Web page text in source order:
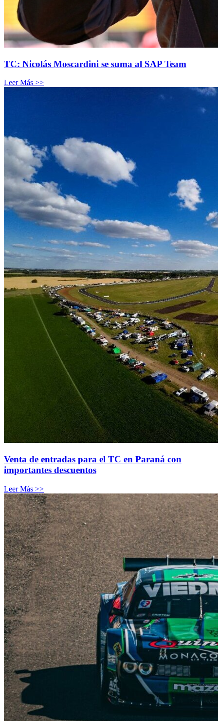
TC: Nicolás Moscardini se suma al SAP Team
Leer Más >>
Venta de entradas para el TC en Paraná con
importantes descuentos
Leer Más >>